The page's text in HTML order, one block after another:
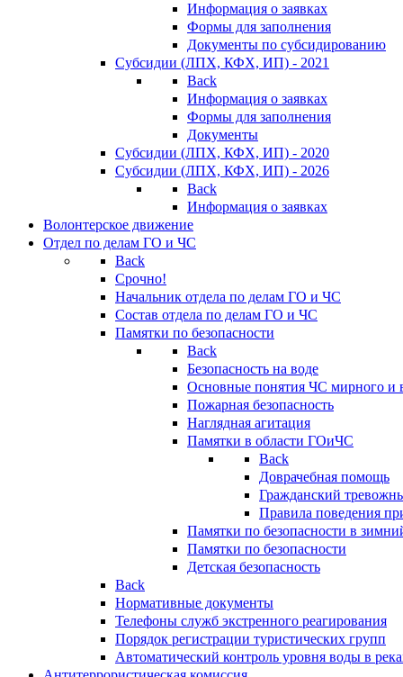
Информация о заявках
Формы для заполнения
Документы по субсидированию
Субсидии (ЛПХ, КФХ, ИП) - 2021
Back
Информация о заявках
Формы для заполнения
Документы
Субсидии (ЛПХ, КФХ, ИП) - 2020
Субсидии (ЛПХ, КФХ, ИП) - 2026
Back
Информация о заявках
Волонтерское движение
Отдел по делам ГО и ЧС
Back
Срочно!
Начальник отдела по делам ГО и ЧС
Состав отдела по делам ГО и ЧС
Памятки по безопасности
Back
Безопасность на воде
Основные понятия ЧС мирного и
Пожарная безопасность
Наглядная агитация
Памятки в области ГОиЧС
Back
Доврачебная помощь
Гражданский
Правила поведения
Памятки по безопасности в
Памятки по безопасности
Детская безопасность
Back
Нормативные документы
Телефоны служб экстренного реагирования
Порядок регистрации туристических групп
Автоматический контроль уровня воды в